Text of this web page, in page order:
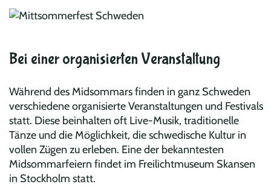
Bei einer organisierten Veranstaltung
Während des Midsommars finden in ganz Schweden
verschiedene organisierte Veranstaltungen und Festivals
statt. Diese beinhalten oft Live-Musik, traditionelle
Tänze und die Möglichkeit, die schwedische Kultur in
vollen Zügen zu erleben. Eine der bekanntesten
Midsommarfeiern findet im Freilichtmuseum Skansen
in Stockholm statt.